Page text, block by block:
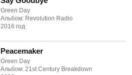
Green Day
Альбом: Revolution Radio
2016 год
Peacemaker
Green Day
Альбом: 21st Century Breakdown